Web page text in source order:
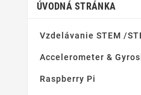
ÚVODNÁ STRÁNKA
Vzdelávanie STEM /
Accelerometer &
Raspberry Pi